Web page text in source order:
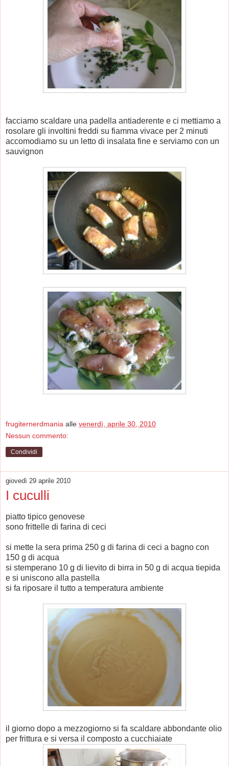
facciamo scaldare una padella antiaderente e ci mettiamo a
rosolare gli involtini freddi su fiamma vivace per 2 minuti
accomodiamo su un letto di insalata fine e serviamo con un
sauvignon
frugiternerdmania alle venerdì, aprile 30, 2010
Nessun commento:
Condividi
giovedì 29 aprile 2010
I cuculli
piatto tipico genovese
sono frittelle di farina di ceci
si mette la sera prima 250 g di farina di ceci a bagno con
150 g di acqua
si stemperano 10 g di lievito di birra in 50 g di acqua tiepida
e si uniscono alla pastella
si fa riposare il tutto a temperatura ambiente
il giorno dopo a mezzogiorno si fa scaldare abbondante olio
per frittura e si versa il composto a cucchiaiate